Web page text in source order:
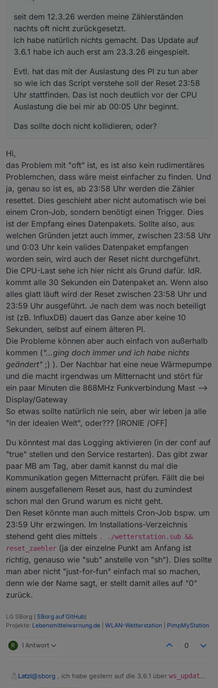
Das sollte doch nicht kollidieren, oder?
seit dem 12.3.26 werden meine Zählerständen
nachts oft nicht zurückgesetzt.
Ich habe natürlich nichts gemacht. Das Update auf
3.6.1 habe ich auch erst am 23.3.26 eingespielt.
Evtl. hat das mit der Auslastung des PI zu tun aber
so wie ich das Script verstehe soll der Reset 23:58
Uhr stattfinden. Das ist noch deutlich vor der CPU
Auslastung die bei mir ab 00:05 Uhr beginnt.
Das sollte doch nicht kollidieren, oder?
Hi,
das Problem mit "oft" ist, es ist also kein rudimentäres
Problemchen, dass wäre meist einfacher zu finden. Und
ja, genau so ist es, ab 23:58 Uhr werden die Zähler
resettet. Dies geschieht aber nicht automatisch wie bei
einem Cron-Job, sondern benötigt einen Trigger. Dies
ist der Empfang eines Datenpakets. Sollte also, aus
welchen Gründen jetzt auch immer, zwischen 23:58 Uhr
und 0:03 Uhr kein valides Datenpaket empfangen
worden sein, wird auch der Reset nicht durchgeführt.
Die CPU-Last sehe ich hier nicht als Grund dafür. IdR.
kommt alle 30 Sekunden ein Datenpaket an. Wenn also
alles glatt läuft wird der Reset zwischen 23:58 Uhr und
23:59 Uhr ausgeführt. Je nach dem was noch beteiligt
ist (zB. InfluxDB) dauert das Ganze aber keine 10
Sekunden, selbst auf einem älteren PI.
Die Probleme können aber auch einfach von außerhalb
kommen ("...ging doch immer und ich habe nichts
geändert" ;) ). Der Nachbar hat eine neue Wärmepumpe
und die macht irgendwas um Mitternacht und stört für
ein paar Minuten die 868MHz Funkverbindung Mast -->
Display/Gateway
So etwas sollte natürlich nie sein, aber wir leben ja alle
"in der idealen Welt", oder??? [IRONIE /OFF]
Du könntest mal das Logging aktivieren (in der conf auf
"true" stellen und den Service restarten). Das gibt zwar
paar MB am Tag, aber damit kannst du mal die
Kommunikation gegen Mitternacht prüfen. Fällt die bei
einem ausgefallenem Reset aus, hast du zumindest
schon mal den Grund warum es nicht geht.
Den Reset könnte man auch mittels Cron-Job bspw. um
23:59 Uhr erzwingen. Im Installations-Verzeichnis
stehend geht dies mittels . ./wetterstation.sub &&
reset_zaehler (ja der einzelne Punkt am Anfang ist
richtig, genauso wie "sub" anstelle von "sh"). Dies sollte
man aber nicht "just-for-fun" einfach mal so machen,
denn wie der Name sagt, er stellt damit alles auf "0"
zurück.
LG SBorg ( SBorg auf GitHub)
Projekte: Lebensmittelwarnung.de WLAN-Wetterstation PimpMyStation
R 1 Antwort 0
Latzi@sborg , ich habe gestern auf die 3.6.1 über ws_updater